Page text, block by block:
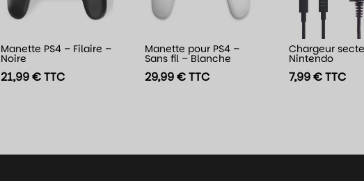
Manette PS4 – Filaire –
Noire
21,99€TTC
Manette pour PS4 –
Sans fil – Blanche
29,99€TTC
Chargeur
Nintendo
7,99€TTC